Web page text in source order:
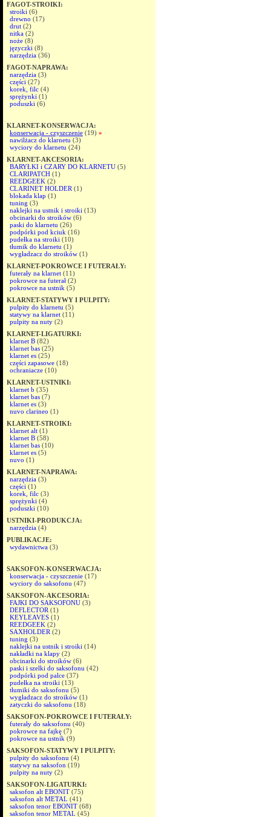
FAGOT-STROIKI:
stroiki (6)
drewno (17)
drut (2)
nitka (2)
noże (8)
języczki (8)
narzędzia (36)
FAGOT-NAPRAWA:
narzędzia (3)
części (27)
korek, filc (4)
sprężynki (1)
poduszki (6)
KLARNET-KONSERWACJA:
konserwacja - czyszczenie (19) »
nawilżacz do klarnetu (3)
wyciory do klarnetu (24)
KLARNET-AKCESORIA:
BARYŁKI i CZARY DO KLARNETU (5)
CLARIPATCH (1)
REEDGEEK (2)
CLARINET HOLDER (1)
blokada klap (1)
tuning (3)
naklejki na ustnik i stroiki (13)
obcinarki do stroików (6)
paski do klarnetu (26)
podpórki pod kciuk (16)
pudełka na stroiki (10)
tłumik do klarnetu (1)
wygładzacz do stroików (1)
KLARNET-POKROWCE I FUTERAŁY:
futerały na klarnet (11)
pokrowce na futerał (2)
pokrowce na ustnik (5)
KLARNET-STATYWY I PULPITY:
pulpity do klarnetu (5)
statywy na klarnet (11)
pulpity na nuty (2)
KLARNET-LIGATURKI:
klarnet B (82)
klarnet bas (25)
klarnet es (25)
części zapasowe (18)
ochraniacze (10)
KLARNET-USTNIKI:
klarnet b (35)
klarnet bas (7)
klarnet es (3)
nuvo clarineo (1)
KLARNET-STROIKI:
klarnet alt (1)
klarnet B (58)
klarnet bas (10)
klarnet es (5)
nuvo (1)
KLARNET-NAPRAWA:
narzędzia (3)
części (1)
korek, filc (3)
sprężynki (4)
poduszki (10)
USTNIKI-PRODUKCJA:
narzędzia (4)
PUBLIKACJE:
wydawnictwa (3)
SAKSOFON-KONSERWACJA:
konserwacja - czyszczenie (17)
wyciory do saksofonu (47)
SAKSOFON-AKCESORIA:
FAJKI DO SAKSOFONU (3)
DEFLECTOR (1)
KEYLEAVES (1)
REEDGEEK (2)
SAXHOLDER (2)
tuning (3)
naklejki na ustnik i stroiki (14)
nakładki na klapy (2)
obcinarki do stroików (6)
paski i szelki do saksofonu (42)
podpórki pod palce (37)
pudełka na stroiki (13)
tłumiki do saksofonu (5)
wygładzacz do stroików (1)
zatyczki do saksofonu (18)
SAKSOFON-POKROWCE I FUTERAŁY:
futerały do saksofonu (40)
pokrowce na fajkę (7)
pokrowce na ustnik (9)
SAKSOFON-STATYWY I PULPITY:
pulpity do saksofonu (4)
statywy na saksofon (19)
pulpity na nuty (2)
SAKSOFON-LIGATURKI:
saksofon alt EBONIT (75)
saksofon alt METAL (41)
saksofon tenor EBONIT (68)
saksofon tenor METAL (45)